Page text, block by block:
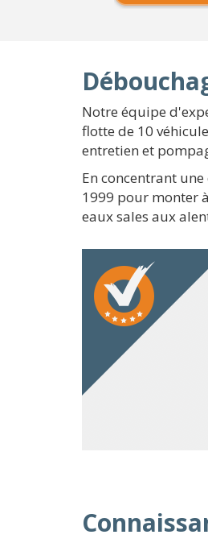
Notre équipe
flotte de 10
entretien et
En concentrant
1999 pour monter
eaux sales aux